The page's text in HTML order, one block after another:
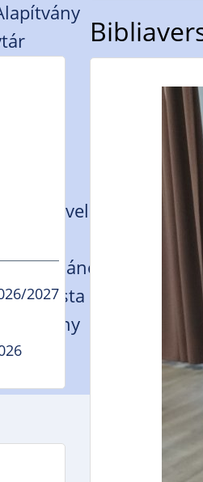
Neveléséért
Általános Iskola és
Piarista Rendház
2027